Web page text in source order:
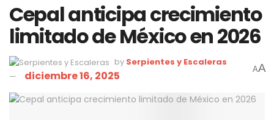
Cepal anticipa crecimiento
limitado de México en 2026
by Serpientes y Escaleras
diciembre 16, 2025 AA